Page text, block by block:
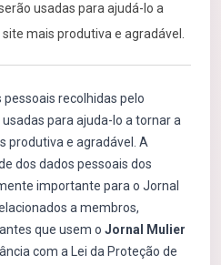
usadas para ajudá-lo a
mais produtiva e agradável.
recolhidas pelo
para ajuda-lo a tornar a
produtiva e agradável. A
dos dados pessoais dos
importante para o Jornal
a membros,
que usem o Jornal Mulier
com a Lei da Proteção de